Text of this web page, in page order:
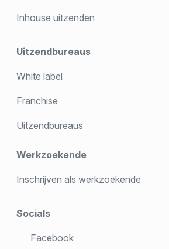
Inhouse uitzenden
Uitzendbureaus
White label
Franchise
Uitzendbureaus
Werkzoekende
Inschrijven als werkzoekende
Socials
Facebook